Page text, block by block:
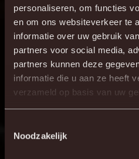
personaliseren, om functies
en om ons websiteverkeer te
informatie over uw gebruik
partners voor social media,
partners kunnen deze
informatie die u aan ze heeft
verzameld op basis van uw
Noodzakelijk
1 G. Coucke
18 A. Van Hoorenbeeck
30 J. Vanlerberghe
23 T. Peyre
6 J. Van Hecke
16 R. Schoofs
33 Vini Souza